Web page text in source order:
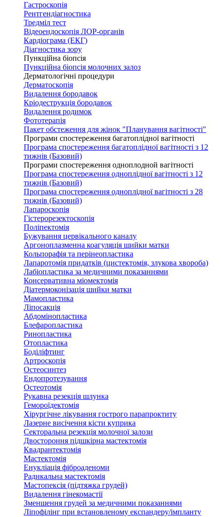
Гастроскопія
Рентгендіагностика
Тредміл тест
Відеоендоскопія ЛОР-органів
Кардіограма (ЕКГ)
Діагностика зору
Пункційна біопсія
Пункційна біопсія молочних залоз
Дерматологічні процедури
Дерматоскопія
Видалення бородавок
Кріодеструкція бородавок
Видалення родимок
Фототерапія
Пакет обстеження для жінок "Планування вагітності"
Програми спостереження багатоплідної вагітності
Програма спостереження багатоплідної вагітності з 12
тижнів (Базовий)
Програми спостереження одноплодной вагітності
Програма спостереження одноплідної вагітності з 12
тижнів (Базовий)
Програма спостереження одноплідної вагітності з 28
тижнів (Базовий)
Лапароскопія
Гістерорезектоскопія
Поліпектомія
Бужування цервікального каналу
Аргоноплазменна коагуляція шийки матки
Кольпорафія та перінеопластика
Лапаротомія придатків (цистектомія, злукова хвороба)
Лабіопластика за медичними показаннями
Консервативна міомектомія
Діатермоконізація шийки матки
Мамопластика
Ліпосакція
Абдомінопластика
Блефаропластика
Ринопластика
Отопластика
Боділіфтинг
Артроскопія
Остеосинтез
Ендопротезування
Остеотомія
Рукавна резекція шлунка
Гемороїдектомія
Хірургічне лікування гострого парапроктиту
Лазерне висічення кісти куприка
Секторальна резекція молочної залози
Двостороння підшкірна мастектомія
Квадрантектомія
Мастектомія
Енукліація фіброаденоми
Радикальна мастектомія
Мастопексія (підтяжка грудей)
Видалення гінекомастії
Зменшення грудей за медичними показаннями
Ліпофілінг при встановленому експандеру/імпланту